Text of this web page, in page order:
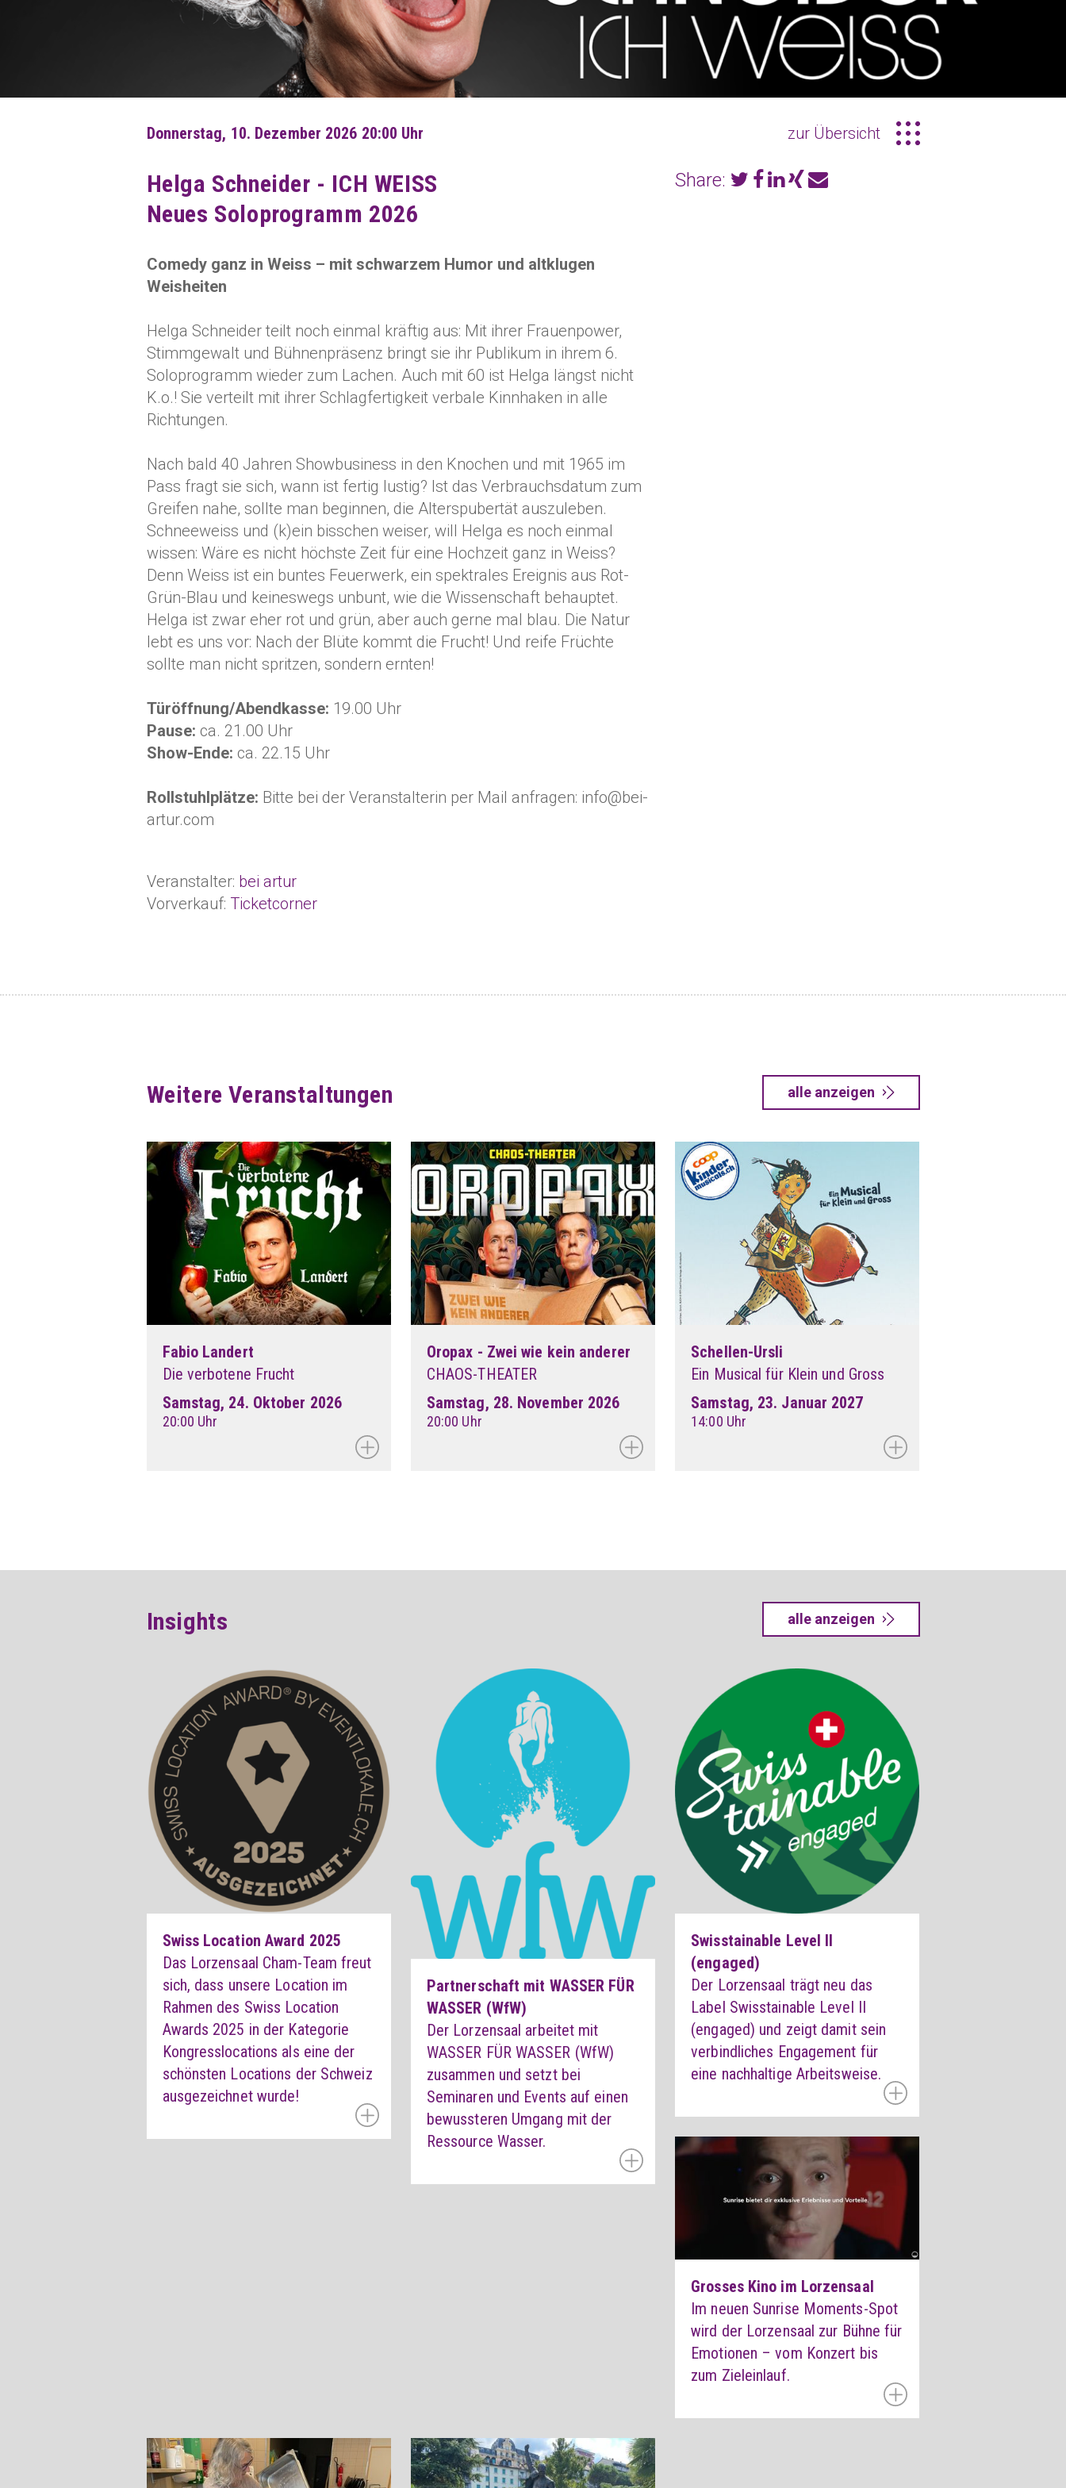
Donnerstag, 10. Dezember 2026 20:00 Uhr zur Übersicht
Helga Schneider - ICH WEISS
Neues Soloprogramm 2026
Comedy ganz in Weiss – mit schwarzem Humor und altklugen
Weisheiten
Helga Schneider teilt noch einmal kräftig aus: Mit ihrer Frauenpower,
Stimmgewalt und Bühnenpräsenz bringt sie ihr Publikum in ihrem 6.
Soloprogramm wieder zum Lachen. Auch mit 60 ist Helga längst nicht
K.o.! Sie verteilt mit ihrer Schlagfertigkeit verbale Kinnhaken in alle
Richtungen.
Nach bald 40 Jahren Showbusiness in den Knochen und mit 1965 im
Pass fragt sie sich, wann ist fertig lustig? Ist das Verbrauchsdatum zum
Greifen nahe, sollte man beginnen, die Alterspubertät auszuleben.
Schneeweiss und (k)ein bisschen weiser, will Helga es noch einmal
wissen: Wäre es nicht höchste Zeit für eine Hochzeit ganz in Weiss?
Denn Weiss ist ein buntes Feuerwerk, ein spektrales Ereignis aus Rot-
Grün-Blau und keineswegs unbunt, wie die Wissenschaft behauptet.
Helga ist zwar eher rot und grün, aber auch gerne mal blau. Die Natur
lebt es uns vor: Nach der Blüte kommt die Frucht! Und reife Früchte
sollte man nicht spritzen, sondern ernten!
Türöffnung/Abendkasse: 19.00 Uhr
Pause: ca. 21.00 Uhr
Show-Ende: ca. 22.15 Uhr
Rollstuhlplätze: Bitte bei der Veranstalterin per Mail anfragen: info@bei-
artur.com
Veranstalter: bei artur
Vorverkauf: Ticketcorner
Share:
Weitere Veranstaltungen alle anzeigen
Fabio Landert
Die verbotene Frucht
Samstag, 24. Oktober 2026
20:00 Uhr
Oropax - Zwei wie kein anderer
CHAOS-THEATER
Samstag, 28. November 2026
20:00 Uhr
Schellen-Ursli
Ein Musical für Klein und Gross
Samstag, 23. Januar 2027
14:00 Uhr
Insights alle anzeigen
Swiss Location Award 2025
Das Lorzensaal Cham-Team freut
sich, dass unsere Location im
Rahmen des Swiss Location
Awards 2025 in der Kategorie
Kongresslocations als eine der
schönsten Locations der Schweiz
ausgezeichnet wurde!
Partnerschaft mit WASSER FÜR
WASSER (WfW)
Der Lorzensaal arbeitet mit
WASSER FÜR WASSER (WfW)
zusammen und setzt bei
Seminaren und Events auf einen
bewussteren Umgang mit der
Ressource Wasser.
Swisstainable Level II
(engaged)
Der Lorzensaal trägt neu das
Label Swisstainable Level II
(engaged) und zeigt damit sein
verbindliches Engagement für
eine nachhaltige Arbeitsweise.
Grosses Kino im Lorzensaal
Im neuen Sunrise Moments-Spot
wird der Lorzensaal zur Bühne für
Emotionen – vom Konzert bis
zum Zieleinlauf.